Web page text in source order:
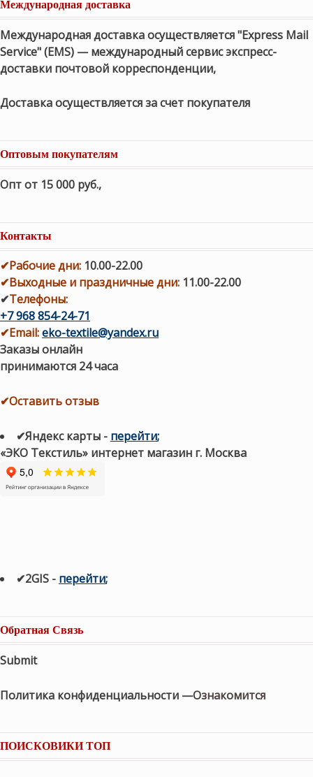
Международная доставка
Международная доставка осуществляется "Express Mail
Service" (EMS) — международный сервис экспресс-
доставки почтовой корреспонденции,
Доставка осуществляется за счет покупателя
Оптовым покупателям
Опт от 15 000 руб.,
Контакты
✔Рабочие дни: 10.00-22.00
✔Выходные и праздничные дни: 11.00-22.00
✔Телефоны:
+7 968 854-24-71
✔Email:eko-textile@yandex.ru
Заказы онлайн
принимаются 24 часа
✔Оставить отзыв
✔Яндекс карты - перейти;
«ЭКО Текстиль» интернет магазин г. Москва
✔2GIS - перейти;
Обратная Связь
Submit
Политика конфиденциальности —Ознакомится
ПОИСКОВИКИ ТОП